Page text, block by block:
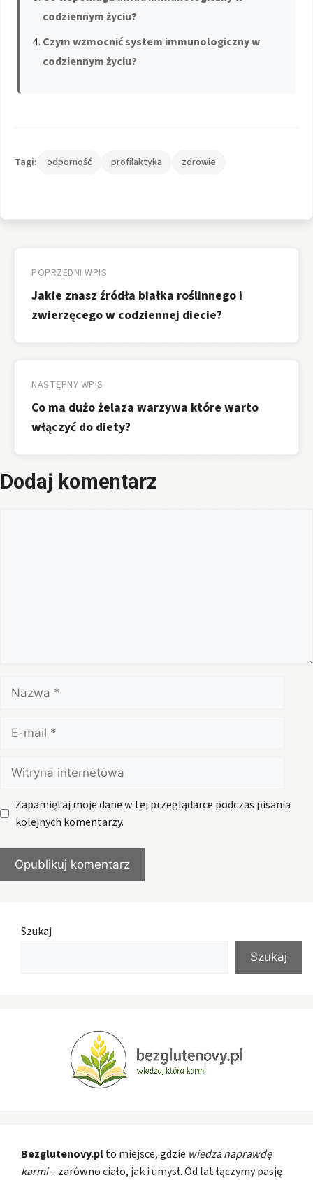
codziennym życiu?
Czym wzmocnić system immunologiczny w
codziennym życiu?
Tagi: odporność profilaktyka zdrowie
wpisu
POPRZEDNI WPIS
Jakie znasz źródła białka roślinnego i
zwierzęcego w codziennej diecie?
NASTĘPNY WPIS
Co ma dużo żelaza warzywa które warto
włączyć do diety?
Dodaj komentarz
Nazwa
mail
Witryna
internetowa
Zapamiętaj moje dane w tej przeglądarce podczas pisania
kolejnych komentarzy.
Szukaj
Szukaj
Bezglutenovy.plto miejsce, gdzie wiedza naprawdę
karmi– zarówno ciało, jak i umysł. Od lat łączymy pasję